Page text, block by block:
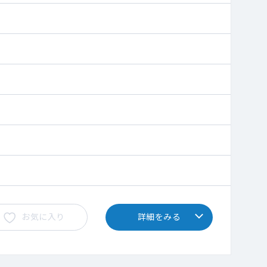
お気に入り 詳細をみる